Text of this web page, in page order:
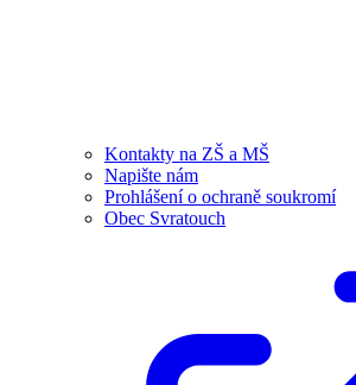
Kontakty na ZŠ a MŠ
Napište nám
Prohlášení o ochraně soukromí
Obec Svratouch